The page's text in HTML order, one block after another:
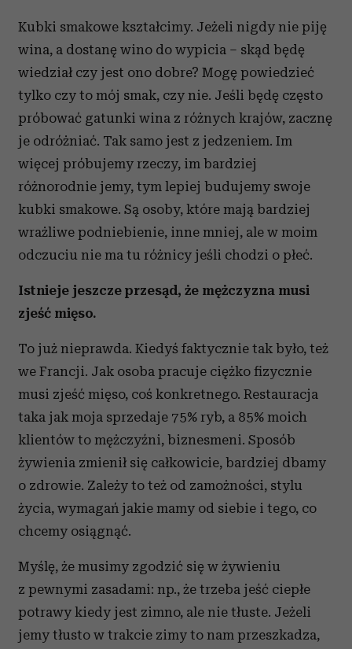
Kubki smakowe kształcimy. Jeżeli nigdy nie piję
wina, a dostanę wino do wypicia – skąd będę
wiedział czy jest ono dobre? Mogę powiedzieć
tylko czy to mój smak, czy nie. Jeśli będę często
próbować gatunki wina z różnych krajów, zacznę
je odróżniać. Tak samo jest z jedzeniem. Im
więcej próbujemy rzeczy, im bardziej
różnorodnie jemy, tym lepiej budujemy swoje
kubki smakowe. Są osoby, które mają bardziej
wrażliwe podniebienie, inne mniej, ale w moim
odczuciu nie ma tu różnicy jeśli chodzi o płeć.
Istnieje jeszcze przesąd, że mężczyzna musi
zjeść mięso.
To już nieprawda. Kiedyś faktycznie tak było, też
we Francji. Jak osoba pracuje ciężko fizycznie
musi zjeść mięso, coś konkretnego. Restauracja
taka jak moja sprzedaje 75% ryb, a 85% moich
klientów to mężczyźni, biznesmeni. Sposób
żywienia zmienił się całkowicie, bardziej dbamy
o zdrowie. Zależy to też od zamożności, stylu
życia, wymagań jakie mamy od siebie i tego, co
chcemy osiągnąć.
Myślę, że musimy zgodzić się w żywieniu
z pewnymi zasadami: np., że trzeba jeść ciepłe
potrawy kiedy jest zimno, ale nie tłuste. Jeżeli
jemy tłusto w trakcie zimy to nam przeszkadza,